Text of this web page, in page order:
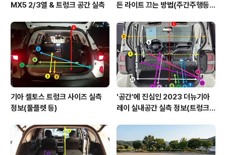
MX5 2/3열 & 트렁크 공간 실측
든 라이트 끄는 방법(주간주행등D
기아 셀토스 트렁크 사이즈 실측
정보(풀플렛 등)
'공간'에 진심인 2023 더뉴기아
레이 실내공간 실측 정보(트렁크,